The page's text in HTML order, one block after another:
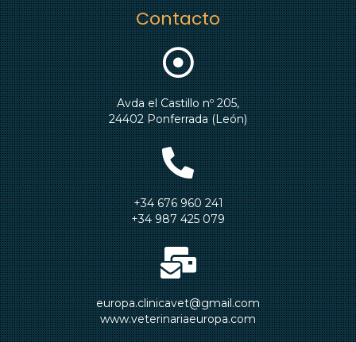
Contacto
Avda el Castillo nº 205,
24402 Ponferrada (León)
+34 676 960 241
+34 987 425 079
europa.clinicavet@gmail.com
www.veterinariaeuropa.com